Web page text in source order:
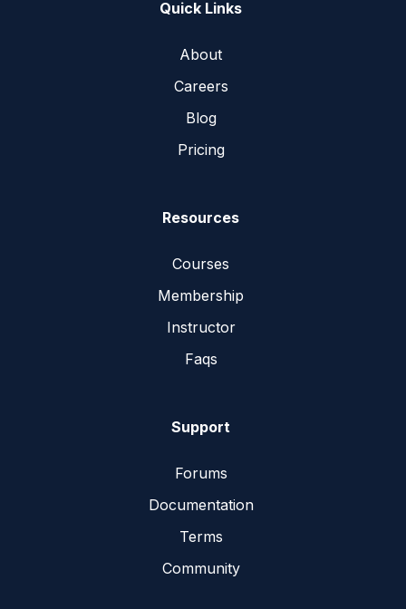
Quick Links
About
Careers
Blog
Pricing
Resources
Courses
Membership
Instructor
Faqs
Support
Forums
Documentation
Terms
Community